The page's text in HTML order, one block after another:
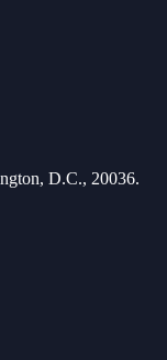
D.C., 20036.